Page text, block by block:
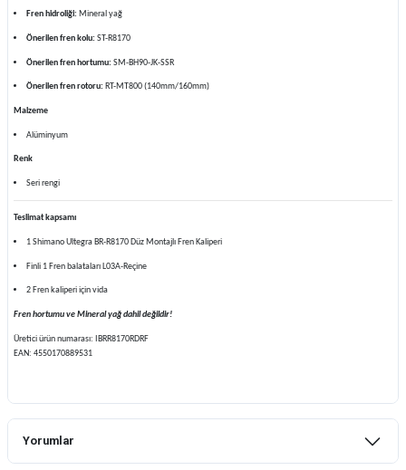
Fren hidroliği: Mineral yağ
Önerilen fren kolu: ST-R8170
Önerilen fren hortumu: SM-BH90-JK-SSR
Önerilen fren rotoru: RT-MT800 (140mm/160mm)
Malzeme
Alüminyum
Renk
Seri rengi
Teslimat kapsamı
1 Shimano Ultegra BR-R8170 Düz Montajlı Fren Kaliperi
Finli 1 Fren balataları L03A-Reçine
2 Fren kaliperi için vida
Fren hortumu ve Mineral yağ dahil değildir!
Üretici ürün numarası: IBRR8170RDRF
EAN: 4550170889531
Yorumlar